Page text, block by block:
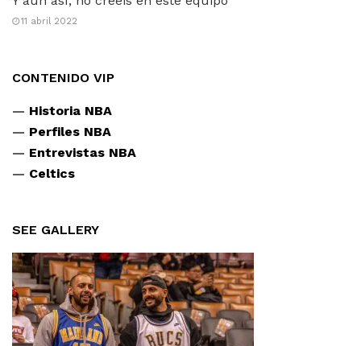
11 abril 2022
CONTENIDO VIP
— Historia NBA
— Perfiles NBA
— Entrevistas NBA
— Celtics
SEE GALLERY